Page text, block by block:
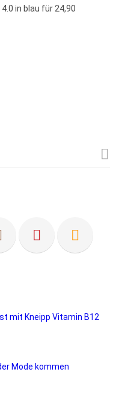
in blau für 24,90
mit Kneipp Vitamin B12
Mode kommen